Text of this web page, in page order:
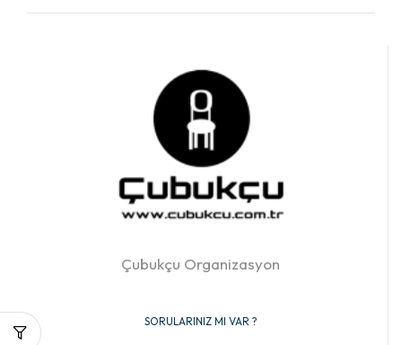
Çubukçu Organizasyon
SORULARINIZ MI VAR ?